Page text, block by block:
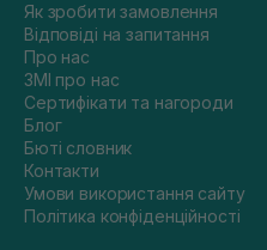
Як зробити замовлення
Відповіді на запитання
Про нас
ЗМІ про нас
Сертифікати та нагороди
Блог
Бюті словник
Контакти
Умови використання сайту
Політика конфіденційності